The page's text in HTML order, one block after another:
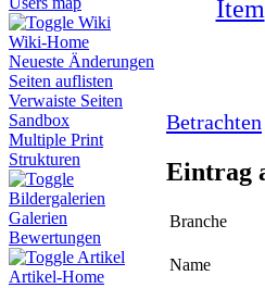
Wiki
Wiki-Home
Neueste Änderungen
Seiten auflisten
Verwaiste Seiten
Sandbox
Multiple Print
Strukturen
Bildergalerien
Galerien
Bewertungen
Artikel
Artikel-Home
Betrachten
Eintrag
Branche
Name